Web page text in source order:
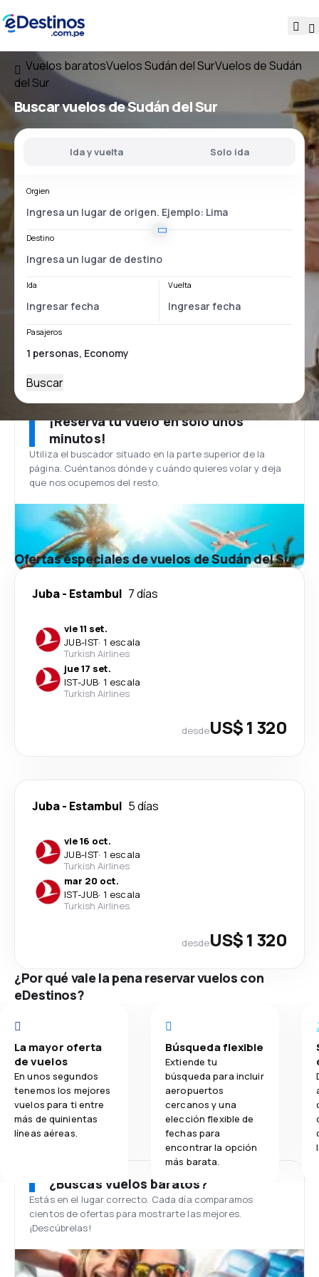
Vuelos baratosVuelos Sudán del SurVuelos de Sudán
del Sur
Buscar vuelosde Sudán del Sur
Ida y vuelta Solo ida
Orgien
Destino
Ida Vuelta
Pasajeros
Buscar
¡Reserva tu vuelo en solo unos
minutos!
Utiliza el buscador situado en la parte superior de la
página. Cuéntanos dónde y cuándo quieres volar y deja
que nos ocupemos del resto.
Ofertas especiales de vuelos de Sudán del Sur
Juba- Estambul 7 días
vie 11 set.
JUB-IST· 1 escala
Turkish Airlines
jue 17 set.
IST-JUB· 1 escala
Turkish Airlines
desdeUS$ 1 320
Juba- Estambul 5 días
vie 16 oct.
JUB-IST· 1 escala
Turkish Airlines
mar 20 oct.
IST-JUB· 1 escala
Turkish Airlines
desdeUS$ 1 320
¿Por qué vale la pena reservar vuelos con
eDestinos?
La mayor oferta
de vuelos
En unos segundos
tenemos los mejores
vuelos para ti entre
más de quinientas
líneas aéreas.
Búsqueda flexible
Extiende tu
búsqueda para incluir
aeropuertos
cercanos y una
elección flexible de
fechas para
encontrar la opción
más barata.
¿Buscas vuelos baratos?
Estás en el lugar correcto. Cada día comparamos
cientos de ofertas para mostrarte las mejores.
¡Descúbrelas!